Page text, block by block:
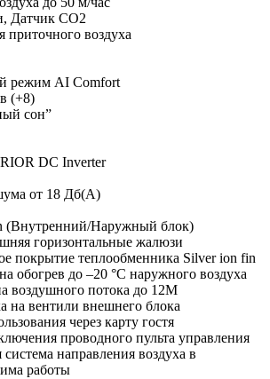
Датчик CO2
приточного воздуха
режим AI Comfort
(+8)
сон”
DC Inverter
от 18 Дб(А)
(Внутренний/Наружный блок)
горизонтальные жалюзи
покрытие теплообменника Silver ion fin
обогрев до –20 °С наружного воздуха
воздушного потока до 12М
на вентили внешнего блока
через карту гостя
проводного пульта управления
направления воздуха в
работы